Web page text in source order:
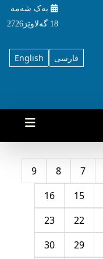
یه‌ک شه‌مه‌
18 گه‌لاوێژ2726
English فارسی
7
8
9
15
16
22
23
29
30